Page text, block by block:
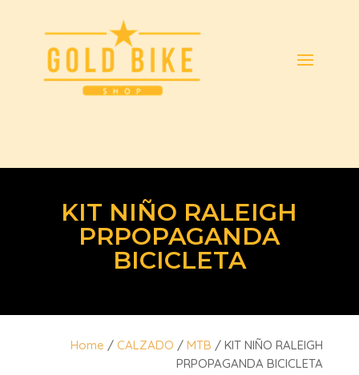
KIT NIÑO RALEIGH
PRPOPAGANDA
BICICLETA
Home /CALZADO /MTB / KIT NIÑO RALEIGH
PRPOPAGANDA BICICLETA